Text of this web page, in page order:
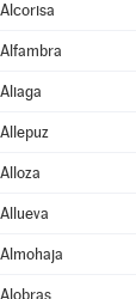
Alcorisa
Alfambra
Aliaga
Allepuz
Alloza
Allueva
Almohaja
Alobras